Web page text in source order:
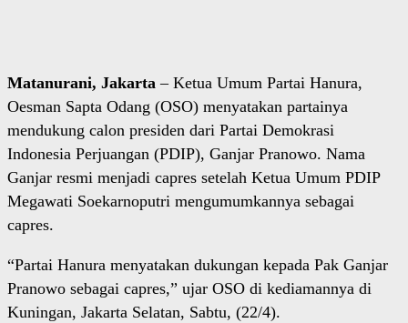
Matanurani, Jakarta – Ketua Umum Partai Hanura,
Oesman Sapta Odang (OSO) menyatakan partainya
mendukung calon presiden dari Partai Demokrasi
Indonesia Perjuangan (PDIP), Ganjar Pranowo. Nama
Ganjar resmi menjadi capres setelah Ketua Umum PDIP
Megawati Soekarnoputri mengumumkannya sebagai
capres.
“Partai Hanura menyatakan dukungan kepada Pak Ganjar
Pranowo sebagai capres,” ujar OSO di kediamannya di
Kuningan, Jakarta Selatan, Sabtu, (22/4).